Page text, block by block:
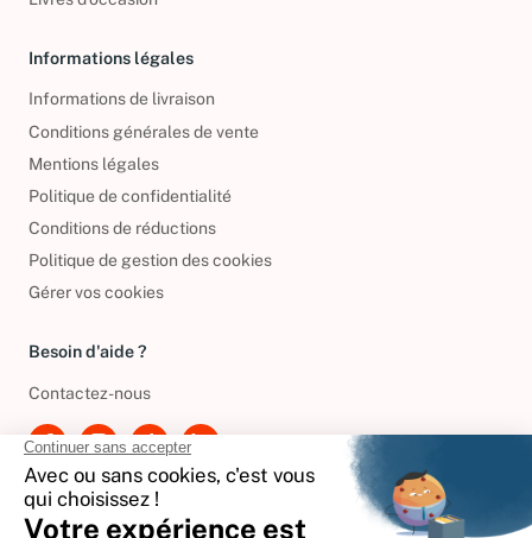
Informations légales
Informations de livraison
Conditions générales de vente
Mentions légales
Politique de confidentialité
Conditions de réductions
Politique de gestion des cookies
Gérer vos cookies
Besoin d'aide ?
Contactez-nous
International